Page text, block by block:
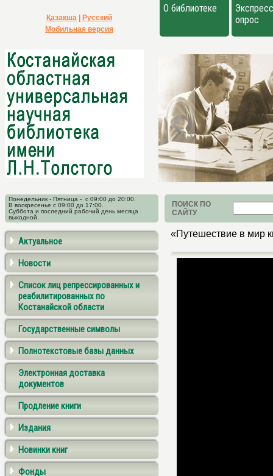
Қазақша
Русский
Мобильная версия
О библиотеке
опрос
Понедельник - Пятница - с 09:00 до 20:00.
В воскресенье с 09:00 до 17:00.
Суббота и последний рабочий день месяца
выходной.
ПОИСК ПО
САЙТУ
Актуальное
Новости
Список лиц репрессированных и
реабилитированных по
Костанайской области
Государственные символы
Полнотекстовые базы данных
Электронная доставка
документов
Продление книги
Издания
Новинки книг
Фонды
«Путешествие в мир